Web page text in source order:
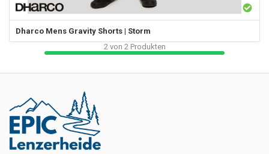
Dharco Mens Gravity Shorts | Storm
2 von 2 Produkten